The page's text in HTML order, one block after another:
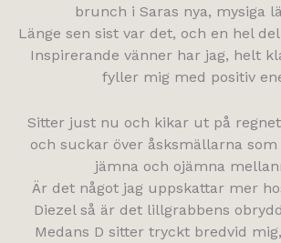
brunch i Saras nya, mysiga
Länge sen sist var det, och en hel
Inspirerande vänner har jag, helt
fyller mig med positiv
Sitter just nu och kikar ut på
och suckar över åsksmällarna
jämna och ojämna
Är det något jag uppskattar mer
Diezel så är det lillgrabbens
Medans D sitter tryckt bredvid